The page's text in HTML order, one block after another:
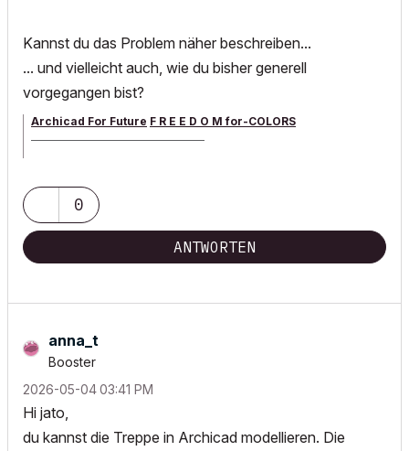
Kannst du das Problem näher beschreiben...
... und vielleicht auch, wie du bisher generell
vorgegangen bist?
Archicad For Future F R E E D O M for-COLORS
0
ANTWORTEN
anna_t
Booster
‎2026-05-0403:41 PM
Hi jato,
du kannst die Treppe in Archicad modellieren. Die